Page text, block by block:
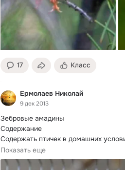
17 Класс
Ермолаев Николай
9 дек 2013
Зебровые амадины
Содержание
Содержать птичек в домашних
как они небольших размеров клетку...
Показать еще